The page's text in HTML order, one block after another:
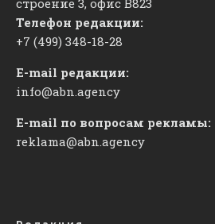
Телефон редакции:
+7 (499) 348-18-28
E-mail редакции:
info@abn.agency
E-mail по вопросам рекламы:
reklama@abn.agency